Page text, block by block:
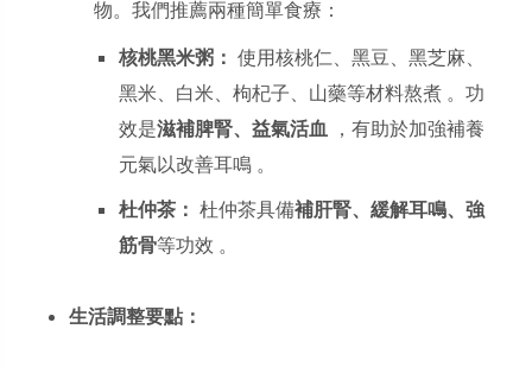
物。我們推薦兩種簡單食療：
核桃黑米粥： 使用核桃仁、黑豆、黑芝麻、
黑米、白米、枸杞子、山藥等材料熬煮 。功
效是滋補脾腎、益氣活血，有助於加強補養
元氣以改善耳鳴 。
杜仲茶： 杜仲茶具備補肝腎、緩解耳鳴、強
筋骨等功效 。
生活調整要點：